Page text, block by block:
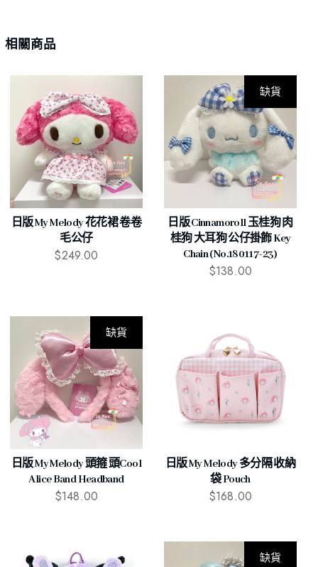
相關商品
日版 My Melody 花花裙 卷卷
毛公仔
$249.00
缺貨
日版 Cinnamoroll 玉桂狗 肉
桂狗 大耳狗 公仔掛飾 Key
Chain (No.180117-23)
$138.00
缺貨
日版 My Melody 頭箍 頭cool
Alice Band Headband
$148.00
日版 My Melody 多分隔 收納
袋 Pouch
$168.00
缺貨